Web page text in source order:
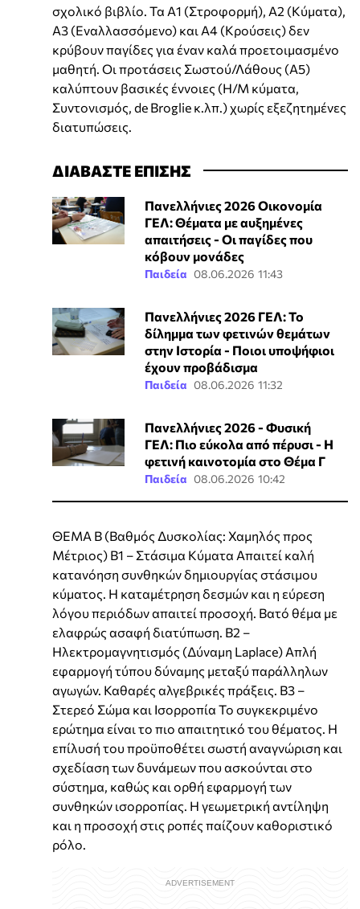
σχολικό βιβλίο. Τα Α1 (Στροφορμή), Α2 (Κύματα),
Α3 (Εναλλασσόμενο) και Α4 (Κρούσεις) δεν
κρύβουν παγίδες για έναν καλά προετοιμασμένο
μαθητή. Οι προτάσεις Σωστού/Λάθους (Α5)
καλύπτουν βασικές έννοιες (Η/Μ κύματα,
Συντονισμός, de Broglie κ.λπ.) χωρίς εξεζητημένες
διατυπώσεις.
ΔΙΑΒΑΣΤΕ ΕΠΙΣΗΣ
Πανελλήνιες 2026 Οικονομία
ΓΕΛ: Θέματα με αυξημένες
απαιτήσεις - Οι παγίδες που
κόβουν μονάδες
Παιδεία 08.06.2026 11:43
Πανελλήνιες 2026 ΓΕΛ: Το
δίλημμα των φετινών θεμάτων
στην Ιστορία - Ποιοι υποψήφιοι
έχουν προβάδισμα
Παιδεία 08.06.2026 11:32
Πανελλήνιες 2026 - Φυσική
ΓΕΛ: Πιο εύκολα από πέρυσι - Η
φετινή καινοτομία στο Θέμα Γ
Παιδεία 08.06.2026 10:42
ΘΕΜΑ Β (Βαθμός Δυσκολίας: Χαμηλός προς
Μέτριος) Β1 – Στάσιμα Κύματα Απαιτεί καλή
κατανόηση συνθηκών δημιουργίας στάσιμου
κύματος. Η καταμέτρηση δεσμών και η εύρεση
λόγου περιόδων απαιτεί προσοχή. Βατό θέμα με
ελαφρώς ασαφή διατύπωση. Β2 –
Ηλεκτρομαγνητισμός (Δύναμη Laplace) Απλή
εφαρμογή τύπου δύναμης μεταξύ παράλληλων
αγωγών. Καθαρές αλγεβρικές πράξεις. Β3 –
Στερεό Σώμα και Ισορροπία Το συγκεκριμένο
ερώτημα είναι το πιο απαιτητικό του θέματος. Η
επίλυσή του προϋποθέτει σωστή αναγνώριση και
σχεδίαση των δυνάμεων που ασκούνται στο
σύστημα, καθώς και ορθή εφαρμογή των
συνθηκών ισορροπίας. Η γεωμετρική αντίληψη
και η προσοχή στις ροπές παίζουν καθοριστικό
ρόλο.